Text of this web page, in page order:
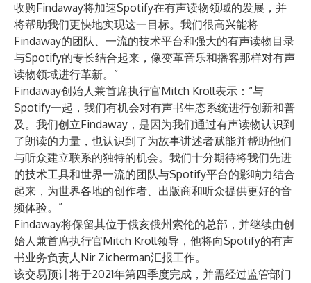
收购Findaway将加速Spotify在有声读物领域的发展，并
将帮助我们更快地实现这一目标。我们很高兴能将
Findaway的团队、一流的技术平台和强大的有声读物目录
与Spotify的专长结合起来，像变革音乐和播客那样对有声
读物领域进行革新。”
Findaway创始人兼首席执行官Mitch Kroll表示：“与
Spotify一起，我们有机会对有声书生态系统进行创新和普
及。我们创立Findaway，是因为我们通过有声读物认识到
了朗读的力量，也认识到了为故事讲述者赋能并帮助他们
与听众建立联系的独特的机会。我们十分期待将我们先进
的技术工具和世界一流的团队与Spotify平台的影响力结合
起来，为世界各地的创作者、出版商和听众提供更好的音
频体验。”
Findaway将保留其位于俄亥俄州索伦的总部，并继续由创
始人兼首席执行官Mitch Kroll领导，他将向Spotify的有声
书业务负责人Nir Zicherman汇报工作。
该交易预计将于2021年第四季度完成，并需经过监管部门